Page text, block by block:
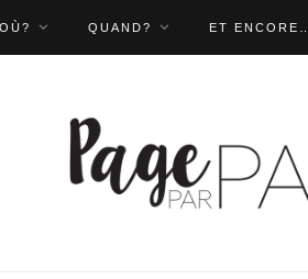
OÙ? QUAND? ET ENCORE…